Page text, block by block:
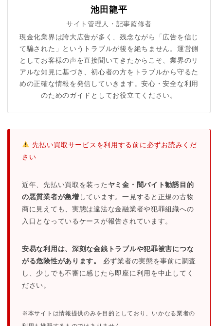
池田龍平
サイト管理人・記事監修者
現金化業界は誇大広告が多く、残念ながら「広告を信じ
て騙された」というトラブルが後を絶ちません。運営側
としてお客様の声を直接聞いてきたからこそ、業界のリ
アルな知見に基づき、初心者の方をトラブルから守るた
めの正確な情報を発信していきます。安心・安全な利用
のためのガイドとしてお役立てください。
先払い買取サービスを利用する前に必ずお読みくだ
さい
近年、先払い買取を装った ヤミ金・闇バイト勧誘目的
の悪質業者が急増 しています。一見すると正規の古物
商に見えても、実態は違法な金融業者や犯罪組織への
入口となっているケースが報告されています。
安易な利用は、深刻な金銭トラブルや犯罪被害につな
がる危険性があります。
必ず業者の実態を事前に調査
し、少しでも不審に感じたら即座に利用を中止してく
ださい。
※本サイトは情報提供のみを目的としており、いかなる業者の